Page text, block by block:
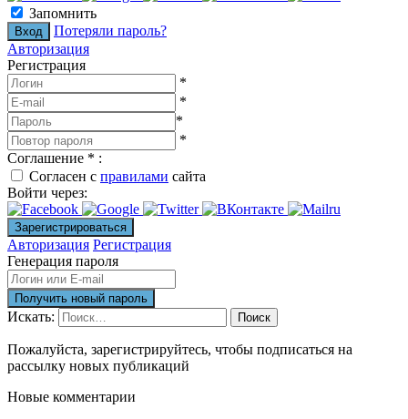
Запомнить
Потеряли пароль?
Авторизация
Регистрация
*
*
*
*
Соглашение * :
Согласен с правилами сайта
Войти через:
Авторизация Регистрация
Генерация пароля
Искать: Поиск
Пожалуйста, зарегистрируйтесь, чтобы подписаться на
рассылку новых публикаций
Новые комментарии